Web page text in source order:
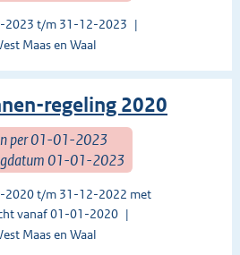
2023 t/m 31-12-2023
Maas en Waal
regeling 2020
per 01-01-2023
01-01-2023
2020 t/m 31-12-2022 met
vanaf 01-01-2020
Maas en Waal